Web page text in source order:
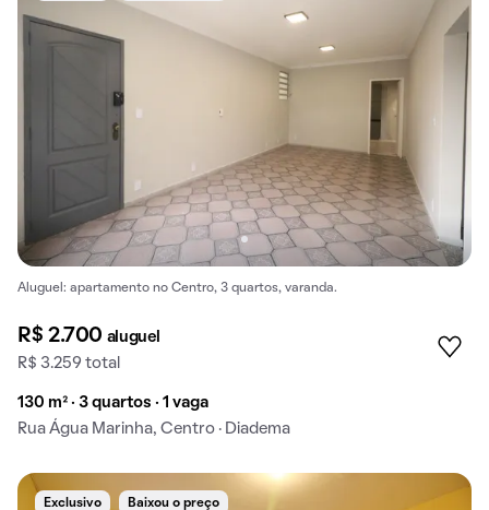
Aluguel: apartamento no Centro, 3 quartos, varanda.
R$ 2.700 aluguel
R$ 3.259 total
130 m² · 3 quartos · 1 vaga
Rua Água Marinha, Centro · Diadema
Exclusivo Baixou o preço